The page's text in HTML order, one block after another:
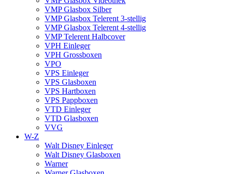
VMP Glasbox Silber
VMP Glasbox Telerent 3-stellig
VMP Glasbox Telerent 4-stellig
VMP Telerent Halbcover
VPH Einleger
VPH Grossboxen
VPO
VPS Einleger
VPS Glasboxen
VPS Hartboxen
VPS Pappboxen
VTD Einleger
VTD Glasboxen
VVG
W-Z
Walt Disney Einleger
Walt Disney Glasboxen
Warner